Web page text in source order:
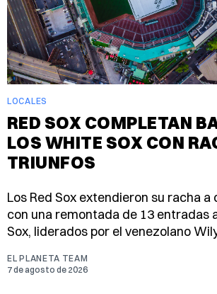
LOCALES
RED SOX COMPLETAN
LOS WHITE SOX CON
TRIUNFOS
Los Red Sox extendieron su racha
con una remontada de 13 entradas
Sox, liderados por el venezolano
EL PLANETA TEAM
7 de agosto de 2026